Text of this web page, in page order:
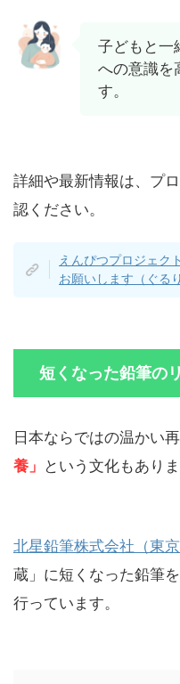
子どもと一
への意識を
す。
詳細や最新情報は、プ
認ください。
えんぴつプロジェク
お願いします（ぐる
短くなった鉛筆の
日本ならではの温かい
養」
という文化もありま
北星鉛筆株式会社（東京
蔵」に短くなった鉛筆
行っています。